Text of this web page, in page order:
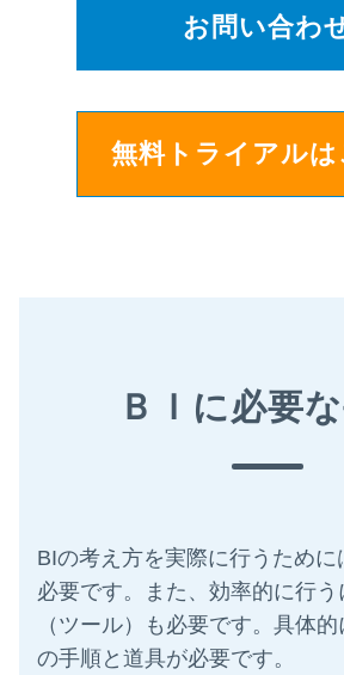
お問い合わ
無料トライアルは
ＢＩに必要
BIの考え方を実際に行うため
必要です。また、効率的に行
（ツール）も必要です。具体
の手順と道具が必要です。